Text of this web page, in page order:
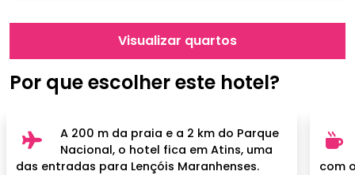
Por que escolher este hotel?
A 200 m da praia e a 2 km do Parque
Nacional, o hotel fica em Atins, uma
das entradas para Lençóis Maranhenses.
com
Visualizar quartos